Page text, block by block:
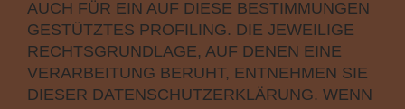
AUCH FÜR EIN AUF DIESE BESTIMMUNGEN
GESTÜTZTES PROFILING. DIE JEWEILIGE
RECHTSGRUNDLAGE, AUF DENEN EINE
VERARBEITUNG BERUHT, ENTNEHMEN SIE
DIESER DATENSCHUTZERKLÄRUNG. WENN